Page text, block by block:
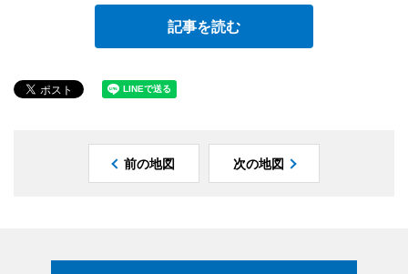
記事を読む
前の地図 次の地図